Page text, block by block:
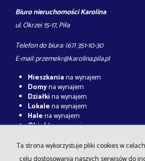
Biuro nieruchomości Karolina
ul. Okrzei 15-17, Piła
Telefon do biura: (67) 351-10-30
E-mail:przemekr@karolina.pila.pl
Mieszkaniana wynajem
Domyna wynajem
Działkina wynajem
Lokalena wynajem
Halena wynajem
Obiektyna wynajem
Mieszkaniana sprzedaż
na sprzedaż
Ta strona wykorzystuje pliki cookies w